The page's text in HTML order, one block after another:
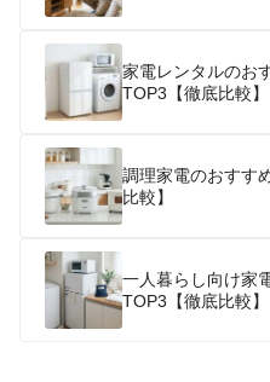
家電レンタルのお
TOP3【徹底比較】
調理家電のおすす
比較】
一人暮らし向け家
TOP3【徹底比較】